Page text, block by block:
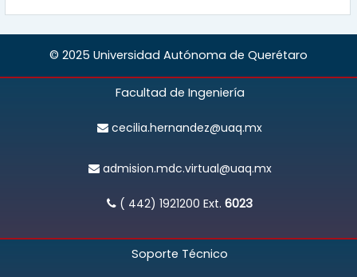
© 2025 Universidad Autónoma de Querétaro
Facultad de Ingeniería
cecilia.hernandez@uaq.mx
admision.mdc.virtual@uaq.mx
( 442) 1921200Ext.6023
Soporte Técnico